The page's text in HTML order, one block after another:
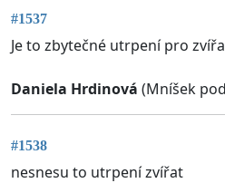
#1537
Je to zbytečné utrpení pro
Daniela Hrdinová (Mníšek
#1538
nesnesu to utrpení zvířat